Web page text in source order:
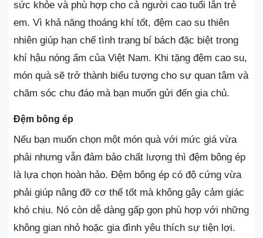
sức khỏe và phù hợp cho cả người cao tuổi lẫn trẻ
em. Vì khả năng thoáng khí tốt, đệm cao su thiên
nhiên giúp hạn chế tình trạng bí bách đặc biệt trong
khí hậu nóng ẩm của Việt Nam. Khi tặng đệm cao su,
món quà sẽ trở thành biểu tượng cho sự quan tâm và
chăm sóc chu đáo mà bạn muốn gửi đến gia chủ​.
Đệm bông ép
Nếu bạn muốn chọn một món quà với mức giá vừa
phải nhưng vẫn đảm bảo chất lượng thì đệm bông ép
là lựa chọn hoàn hảo. Đệm bông ép có độ cứng vừa
phải giúp nâng đỡ cơ thể tốt mà không gây cảm giác
khó chịu. Nó còn dễ dàng gấp gọn phù hợp với những
không gian nhỏ hoặc gia đình yêu thích sự tiện lợi.